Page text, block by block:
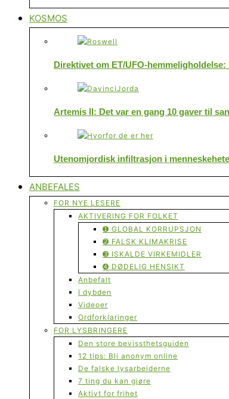
KOSMOS
Direktivet om ET/UFO-
Artemis II: Det var en gang 10 gaver til
Utenomjordisk infiltrasjon i
ANBEFALES
FOR NYE LESERE
AKTIVERING FOR FOLKET
➊ GLOBAL KORRUPSJON
➋ FALSK KLIMAKRISE
➌ ISKALDE VIRKEMIDLER
➍ DØDELIG HENSIKT
Anbefalt
I dybden
Videoer
Ordforklaringer
FOR LYSBRINGERE
Den store bevissthetsguiden
12 tips: Bli anonym online
De falske lysarbeiderne
7 ting du kan gjøre
Aktivt for frihet